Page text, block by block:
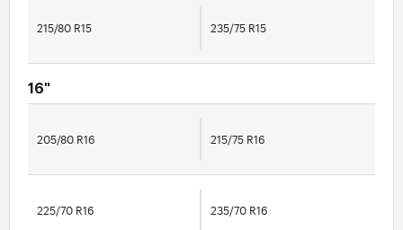
215/80 R15 235/75 R15
16"
205/80 R16 215/75 R16
225/70 R16 235/70 R16